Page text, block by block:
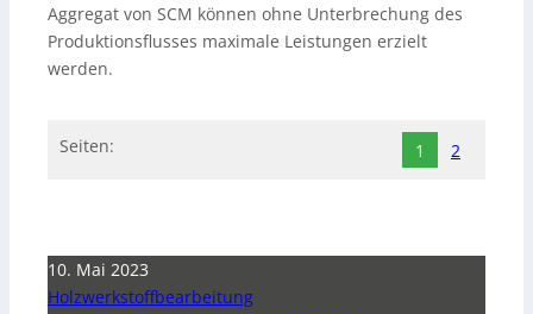
Aggregat von SCM können ohne Unterbrechung des
Produktionsflusses maximale Leistungen erzielt
werden.
Seiten: 1 2
10. Mai 2023
Holzwerkstoffbearbeitung